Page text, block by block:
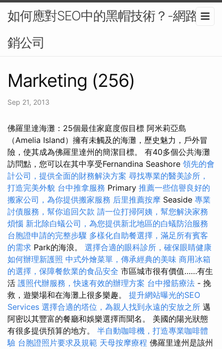
如何應對SEO中的黑帽技術？-網路行
銷公司
Marketing (256)
Sep 21, 2013
佛羅里達海灘：25個最佳家庭度假目標 阿米莉亞島
（Amelia Island）擁有未觸及的海灘，歷史魅力，戶外冒
險，使其成為佛羅里達州的簡潔目標。 有40多個公共海灘
訪問點，您可以在其中享受Fernandina Seashore 領先的會
計公司，提供全面的財務解決方案 尋找專業的醫美診所，
打造完美外貌 台中推拿服務 Primary 推薦一些信譽良好的
搬家公司，為你提供搬家服務 后里推薦按摩 Seaside 專業
討債服務，幫你追回欠款 請一位打掃阿姨，幫您解決家務
煩惱 新北除白蟻公司，為您提供新北地區的白蟻防治服務
台胞證申請的完整步驟 多樣化自助餐選擇，滿足所有賓客
的需求 Park的海浪。 選擇合適的眼科診所，確保眼睛健康
如何辦理新護照 中式外燴菜單，傳承經典的美味 商用冰箱
的選擇，保障餐飲業的食品安全 市區城市很有價值……有生
活 護照代辦服務，快速有效的辦理方案 台中撥筋療法 - 挽
救，遊樂場和在海灘上很多樂趣。 提升網站曝光的SEO
Services 選擇合適的塔位，為親人找到永遠的安放之所 邁
阿密以其豐富的餐廳和娛樂選擇而聞名。 美國的陽光狀態
有很多提供預算的地方。 半自動咖啡機，打造專業咖啡體
驗 台胞證照片要求及規範 天母按摩療程 佛羅里達州是該州